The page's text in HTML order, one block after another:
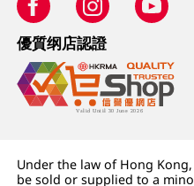
優質纲店認證
Under the law of Hong
be sold or supplied to a